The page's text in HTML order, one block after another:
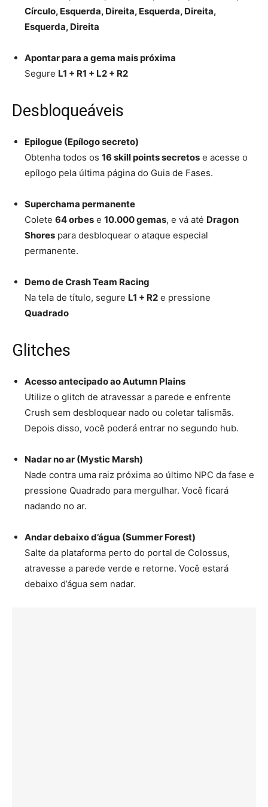
Círculo, Esquerda, Direita, Esquerda, Direita,
Esquerda, Direita
Apontar para a gema mais próxima
Segure L1 + R1 + L2 + R2
Desbloqueáveis
Epilogue (Epílogo secreto)
Obtenha todos os 16 skill points secretos e acesse o
epílogo pela última página do Guia de Fases.
Superchama permanente
Colete 64 orbes e 10.000 gemas, e vá até Dragon
Shores para desbloquear o ataque especial
permanente.
Demo de Crash Team Racing
Na tela de título, segure L1 + R2 e pressione
Quadrado
Glitches
Acesso antecipado ao Autumn Plains
Utilize o glitch de atravessar a parede e enfrente
Crush sem desbloquear nado ou coletar talismãs.
Depois disso, você poderá entrar no segundo hub.
Nadar no ar (Mystic Marsh)
Nade contra uma raiz próxima ao último NPC da fase e
pressione Quadrado para mergulhar. Você ficará
nadando no ar.
Andar debaixo d’água (Summer Forest)
Salte da plataforma perto do portal de Colossus,
atravesse a parede verde e retorne. Você estará
debaixo d’água sem nadar.